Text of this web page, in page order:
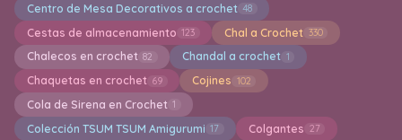
Centro de Mesa Decorativos a crochet 48
Cestas de almacenamiento 123 Chal a Crochet 330
Chalecos en crochet 82 Chandal a crochet 1
Chaquetas en crochet 69 Cojines 102
Cola de Sirena en Crochet 1
Colección TSUM TSUM Amigurumi 17 Colgantes 27